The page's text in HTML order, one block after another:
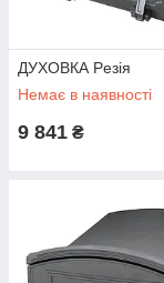
ДУХОВКА Pезія
Немає в наявності
9 841 ₴